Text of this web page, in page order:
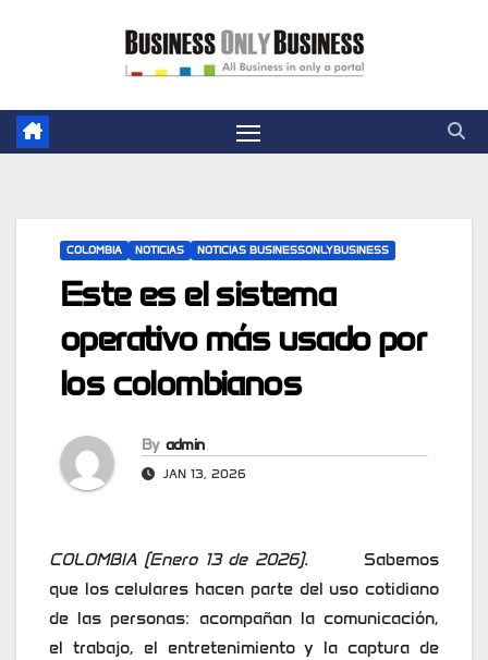
COLOMBIA NOTICIAS NOTICIAS BUSINESSONLYBUSINESS
Este es el sistema
operativo más usado por
los colombianos
By admin
JAN 13, 2026
COLOMBIA (Enero 13 de 2026). Sabemos
que los celulares hacen parte del uso cotidiano
de las personas: acompañan la comunicación,
el trabajo, el entretenimiento y la captura de